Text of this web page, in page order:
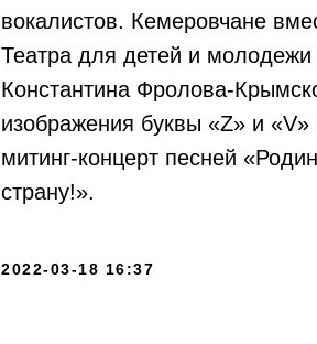
вокалистов. Кемеровчане
Театра для детей и
Константина Фролова-
изображения буквы «Z» и
митинг-концерт песней
страну!».
2022-03-18 16:37